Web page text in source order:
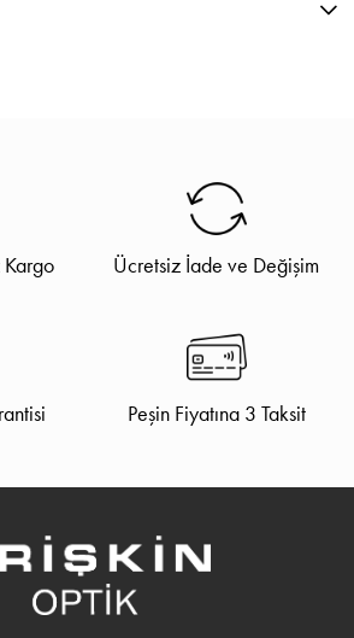
Kargo Ücretsiz İade ve Değişim
Peşin Fiyatına 3 Taksit